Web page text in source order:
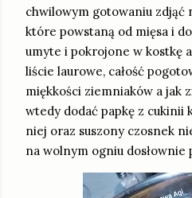
chwilowym gotowaniu zdjąć
które powstaną od mięsa i
umyte i pokrojone w kostkę
liście laurowe, całość
miękkości ziemniaków a jak
wtedy dodać papkę z cukinii
niej oraz suszony czosnek
na wolnym ogniu dosłownie